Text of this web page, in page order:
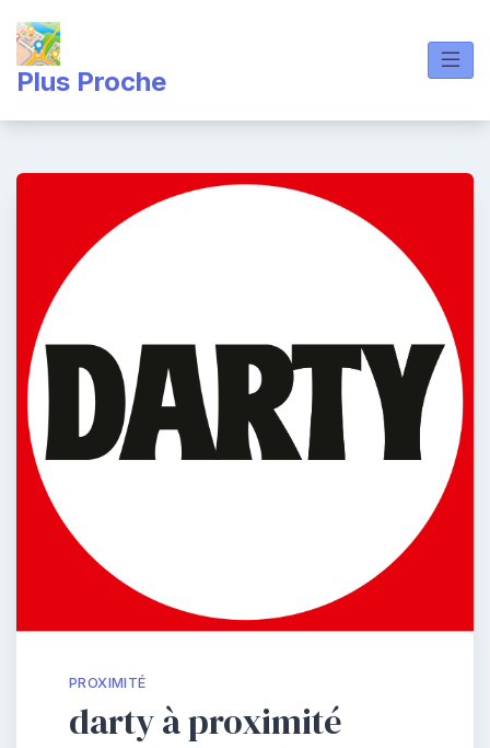
content
Plus Proche
PROXIMITÉ
darty à proximité